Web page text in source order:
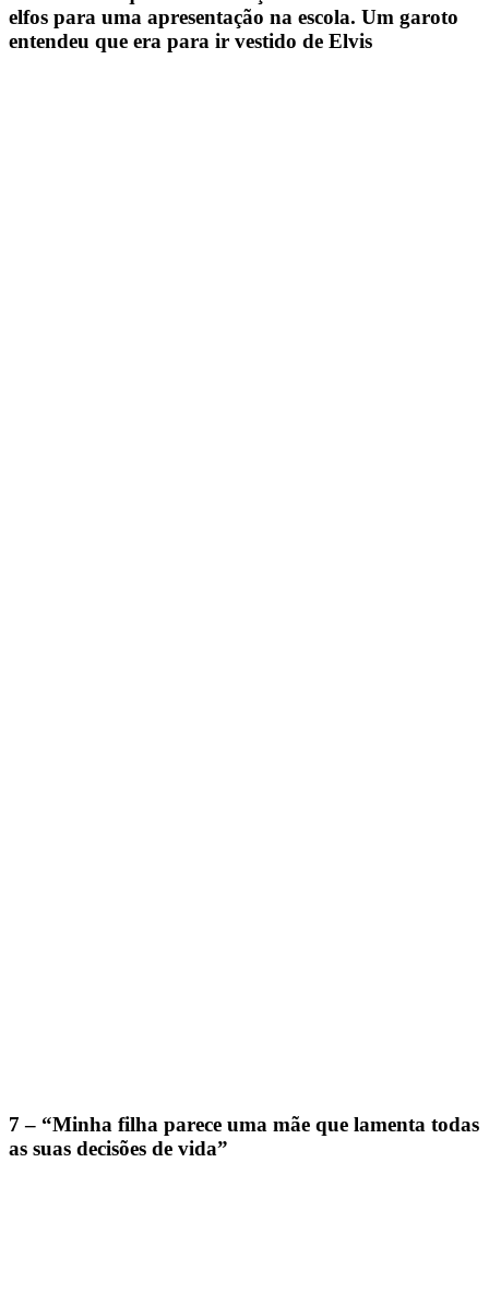
elfos para uma apresentação na escola. Um garoto
entendeu que era para ir vestido de Elvis
7 – “Minha filha parece uma mãe que lamenta todas
as suas decisões de vida”